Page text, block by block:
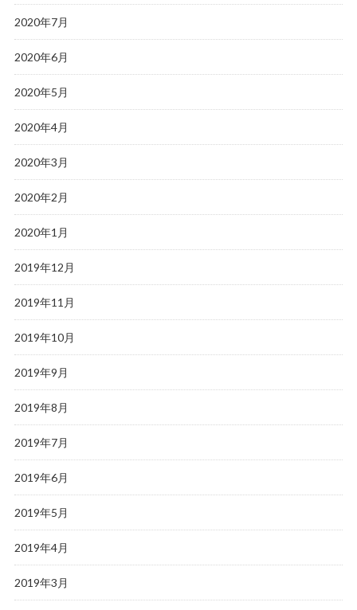
2020年7月
2020年6月
2020年5月
2020年4月
2020年3月
2020年2月
2020年1月
2019年12月
2019年11月
2019年10月
2019年9月
2019年8月
2019年7月
2019年6月
2019年5月
2019年4月
2019年3月